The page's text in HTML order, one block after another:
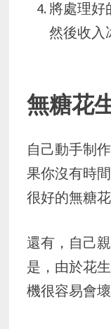
將處理好
然後收入
無糖花
自己動手制
果你沒有時
很好的無糖花
還有，自己
是，由於花
機很容易會壞